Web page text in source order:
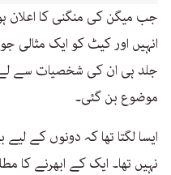
انہیں اور کیٹ کو ایک مثالی
جلد ہی ان کی شخصیات سے لے
موضوع بن گئی۔
ایسا لگتا تھا کہ دونوں کے
نہیں تھا۔ ایک کے ابھرنے کا